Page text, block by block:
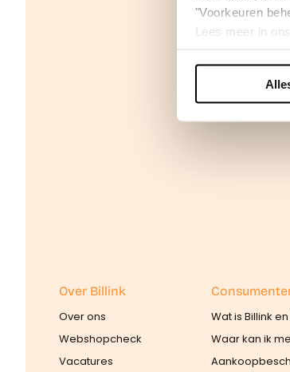
"Voorkeuren
Lees meer in ons
We werken
Over Billink
Over ons
Webshopcheck
Vacatures
Wat is Billink
Waar kan ik